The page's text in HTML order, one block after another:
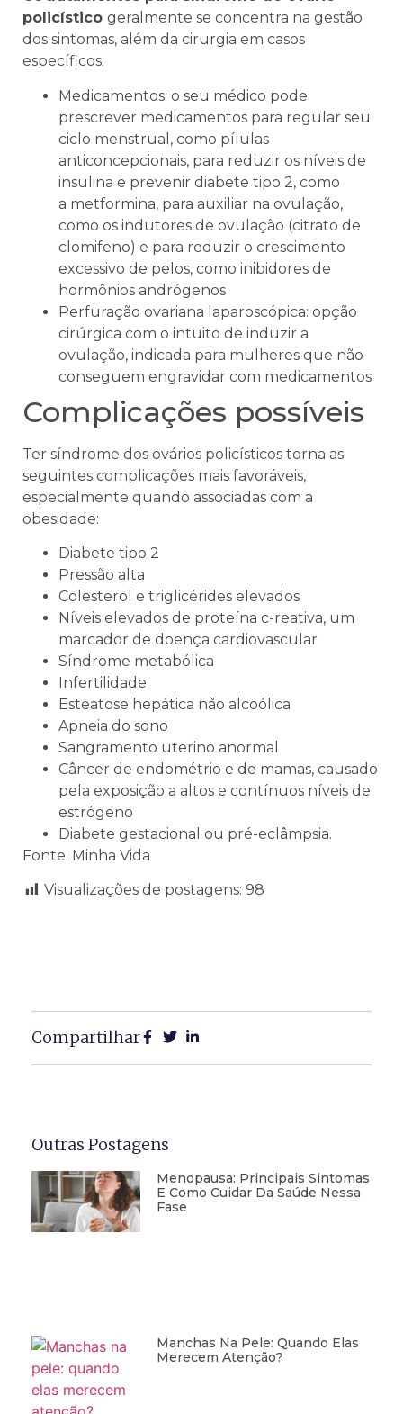
policístico geralmente se concentra na gestão
dos sintomas, além da cirurgia em casos
específicos:
Medicamentos: o seu médico pode
prescrever medicamentos para regular seu
ciclo menstrual, como pílulas
anticoncepcionais, para reduzir os níveis de
insulina e prevenir diabete tipo 2, como
a metformina, para auxiliar na ovulação,
como os indutores de ovulação (citrato de
clomifeno) e para reduzir o crescimento
excessivo de pelos, como inibidores de
hormônios andrógenos
Perfuração ovariana laparoscópica: opção
cirúrgica com o intuito de induzir a
ovulação, indicada para mulheres que não
conseguem engravidar com medicamentos
Complicações possíveis
Ter síndrome dos ovários policísticos torna as
seguintes complicações mais favoráveis,
especialmente quando associadas com a
obesidade:
Diabete tipo 2
Pressão alta
Colesterol e triglicérides elevados
Níveis elevados de proteína c-reativa, um
marcador de doença cardiovascular
Síndrome metabólica
Infertilidade
Esteatose hepática não alcoólica
Apneia do sono
Sangramento uterino anormal
Câncer de endométrio e de mamas, causado
pela exposição a altos e contínuos níveis de
estrógeno
Diabete gestacional ou pré-eclâmpsia.
Fonte: Minha Vida
Visualizações de postagens: 98
Compartilhar
Outras Postagens
Menopausa: Principais Sintomas
E Como Cuidar Da Saúde Nessa
Fase
Manchas Na Pele: Quando Elas
Merecem Atenção?